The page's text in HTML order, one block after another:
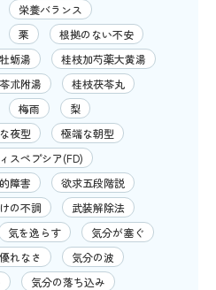
栄養バランス
栗
根拠のない不安
蛎湯
桂枝加芍薬大黄湯
朮附湯
桂枝茯苓丸
梅雨
梨
夜型
極端な朝型
スペプシア(FD)
障害
欲求五段階説
の不調
武装解除法
気を逸らす
気分が塞ぐ
れなさ
気分の波
気分の落ち込み